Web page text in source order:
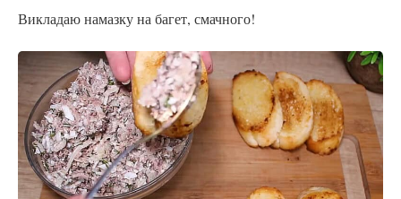
Викладаю намазку на багет, смачного!